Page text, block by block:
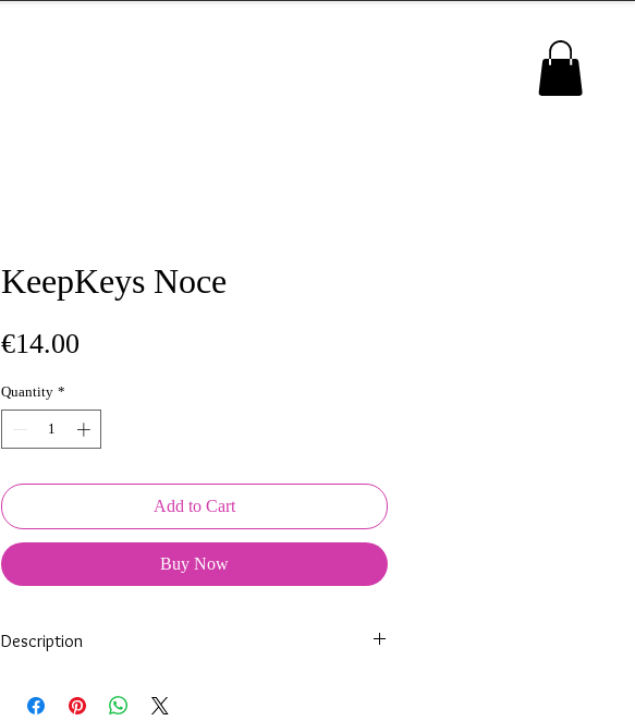
KeepKeys Noce
€14.00
Quantity *
Add to Cart
Buy Now
Description
nos soins.